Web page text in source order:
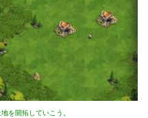
を開拓していこう。